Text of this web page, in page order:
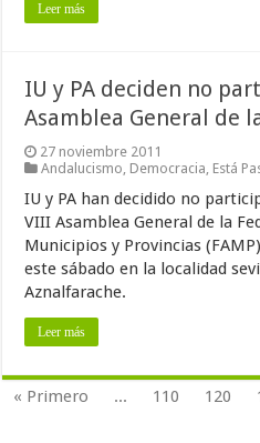
Leer más
IU y PA deciden no
Asamblea General de
27 noviembre 2011
Andalucismo, Democracia, Está
IU y PA han decidido no
VIII Asamblea General de la
Municipios y Provincias
este sábado en la localidad
Aznalfarache.
Leer más
« Primero ... 110 120